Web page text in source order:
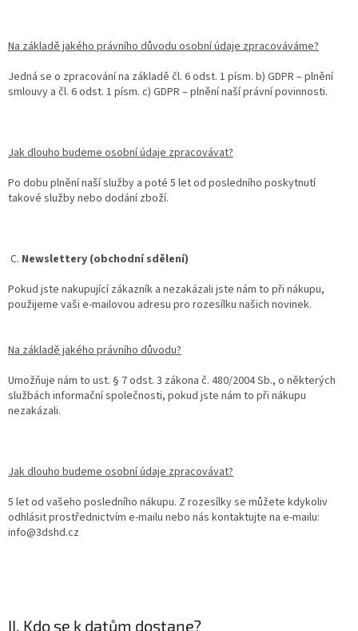
Na základě jakého právního důvodu osobní údaje zpracováváme?
Jedná se o zpracování na základě čl. 6 odst. 1 písm. b) GDPR – plnění
smlouvy a čl. 6 odst. 1 písm. c) GDPR – plnění naší právní povinnosti.
Jak dlouho budeme osobní údaje zpracovávat?
Po dobu plnění naší služby a poté 5 let od posledního poskytnutí
takové služby nebo dodání zboží.
C. Newslettery (obchodní sdělení)
Pokud jste nakupující zákazník a nezakázali jste nám to při nákupu,
použijeme vaši e-mailovou adresu pro rozesílku našich novinek.
Na základě jakého právního důvodu?
Umožňuje nám to ust. § 7 odst. 3 zákona č. 480/2004 Sb., o některých
službách informační společnosti, pokud jste nám to při nákupu
nezakázali.
Jak dlouho budeme osobní údaje zpracovávat?
5 let od vašeho posledního nákupu. Z rozesílky se můžete kdykoliv
odhlásit prostřednictvím e-mailu nebo nás kontaktujte na e-mailu:
info@3dshd.cz
II. Kdo se k datům dostane?